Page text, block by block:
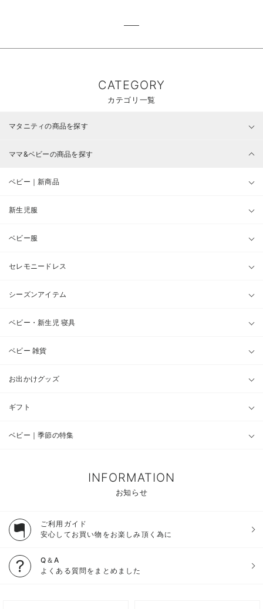
CATEGORY
カテゴリ一覧
マタニティの商品を探す
ママ&ベビーの商品を探す
ベビー｜新商品
新生児服
ベビー服
セレモニードレス
シーズンアイテム
ベビー・新生児 寝具
ベビー 雑貨
お出かけグッズ
ギフト
ベビー｜季節の特集
INFORMATION
お知らせ
ご利用ガイド
安心してお買い物をお楽しみ頂く為に
Q＆A
よくある質問をまとめました